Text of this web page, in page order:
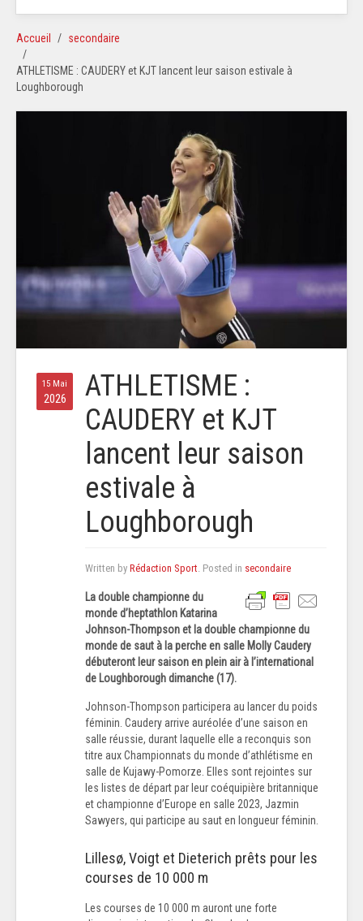
Accueil secondaire
ATHLETISME : CAUDERY et KJT lancent leur saison estivale à
Loughborough
15 Mai
2026
ATHLETISME :
CAUDERY et KJT
lancent leur saison
estivale à
Loughborough
Written by Rédaction Sport . Posted in secondaire
La double championne du
monde d’heptathlon Katarina
Johnson-Thompson et la double championne du
monde de saut à la perche en salle Molly Caudery
débuteront leur saison en plein air à l’international
de Loughborough dimanche (17).
Johnson-Thompson participera au lancer du poids
féminin. Caudery arrive auréolée d’une saison en
salle réussie, durant laquelle elle a reconquis son
titre aux Championnats du monde d’athlétisme en
salle de Kujawy-Pomorze. Elles sont rejointes sur
les listes de départ par leur coéquipière britannique
et championne d’Europe en salle 2023, Jazmin
Sawyers, qui participe au saut en longueur féminin.
Lillesø, Voigt et Dieterich prêts pour les
courses de 10 000 m
Les courses de 10 000 m auront une forte